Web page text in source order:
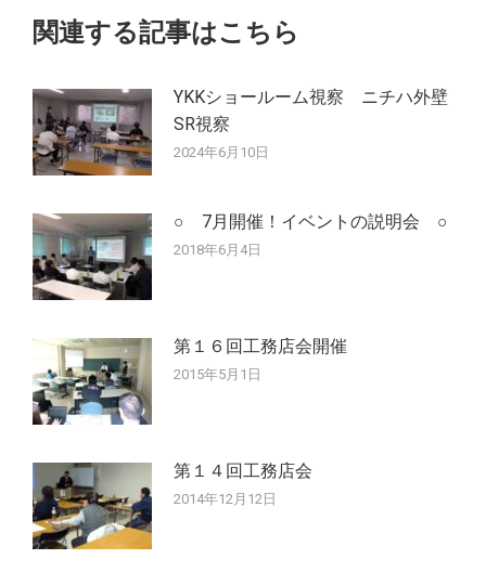
ー
ョ
ン
関連する記事はこちら
YKKショールーム視察 ニチハ外壁
SR視察
2024年6月10日
○ 7月開催！イベントの説明会 ○
2018年6月4日
第１６回工務店会開催
2015年5月1日
第１４回工務店会
2014年12月12日